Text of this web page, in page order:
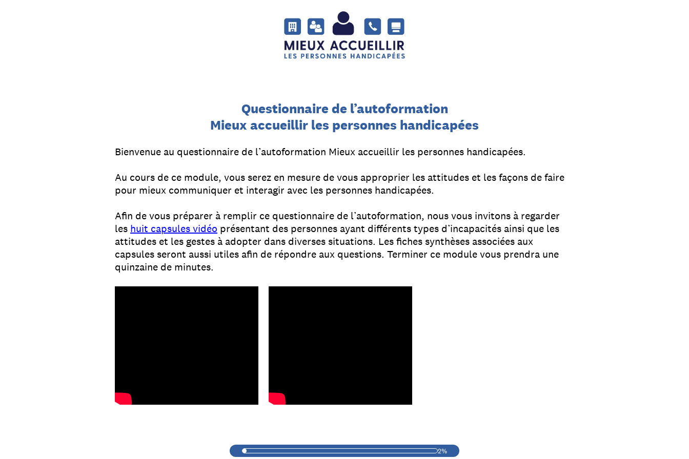
Questionnaire de l’autoformation
Mieux accueillir les personnes handicapées
Bienvenue au questionnaire de l’autoformation Mieux accueillir les personnes handicapées.
Au cours de ce module, vous serez en mesure de vous approprier les attitudes et les façons de faire
pour mieux communiquer et interagir avec les personnes handicapées.
Afin de vous préparer à remplir ce questionnaire de l’autoformation, nous vous invitons à regarder
les huit capsules vidéo présentant des personnes ayant différents types d’incapacités ainsi que les
attitudes et les gestes à adopter dans diverses situations. Les fiches synthèses associées aux
capsules seront aussi utiles afin de répondre aux questions. Terminer ce module vous prendra une
quinzaine de minutes.
2%